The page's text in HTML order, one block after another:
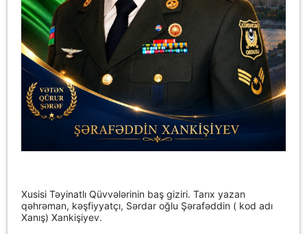
Xusisi Təyinatlı Qüvvələrinin baş giziri.Tarıx yazan
qəhrəman, kəşfiyyatçı, Sərdar oğlu Şərafəddin ( kod adı
Xanış) Xankişiyev.